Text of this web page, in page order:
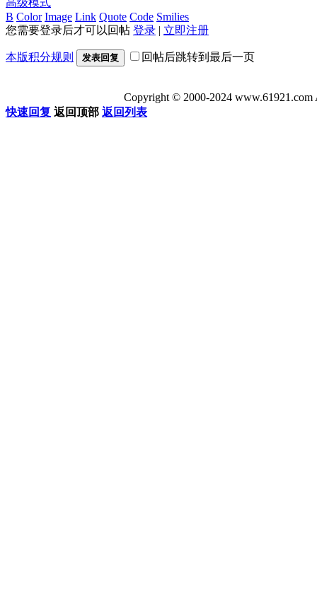
B Color Image Link Quote Code Smilies
您需要登录后才可以回帖 登录 | 立即注册
本版积分规则 发表回复 回帖后跳转到最后一页
Copyright © 2000-2024
快速回复 返回顶部 返回列表